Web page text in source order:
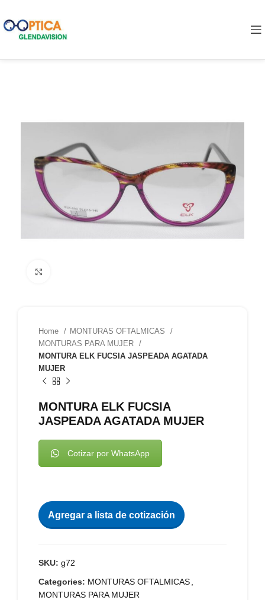
Home
MONTURAS OFTALMICAS
MONTURAS PARA MUJER
MONTURA ELK FUCSIA JASPEADA AGATADA
MUJER
MONTURA ELK FUCSIA
JASPEADA AGATADA MUJER
Cotizar por WhatsApp
Agregar a lista de cotización
SKU: g72
Categories: MONTURAS OFTALMICAS
MONTURAS PARA MUJER